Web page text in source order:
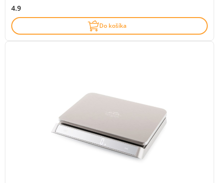
4.9
Do košíka